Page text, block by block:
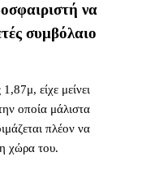
να
συμβόλαιο
είχε μείνει
οποία μάλιστα
πλέον να
χώρα του.